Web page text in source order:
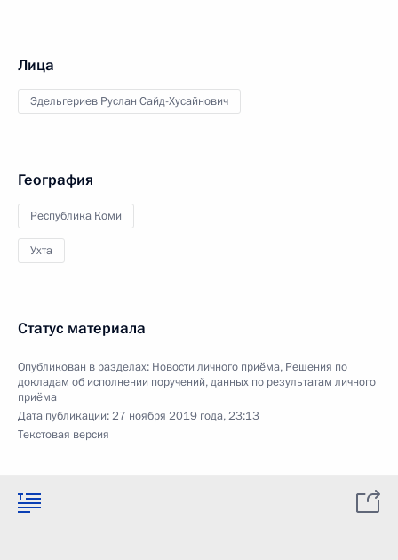
Лица
Эдельгериев Руслан Сайд-Хусайнович
География
Республика Коми
Ухта
Статус материала
Опубликован в разделах: Новости личного приёма, Решения по
докладам об исполнении поручений, данных по результатам личного
приёма
Дата публикации:27 ноября 2019 года, 23:13
Текстовая версия